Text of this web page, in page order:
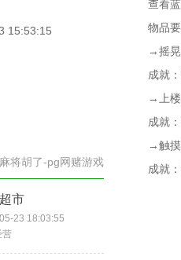
15:53:15
将胡了-pg网赌游戏
市
23 18:03:55
营
查看
物品
→摇
成就
→上
成就
→触
成就